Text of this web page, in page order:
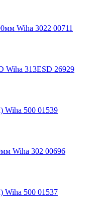
Wiha 3022 00711
Wiha 313ESD 26929
Wiha 500 01539
Wiha 302 00696
Wiha 500 01537